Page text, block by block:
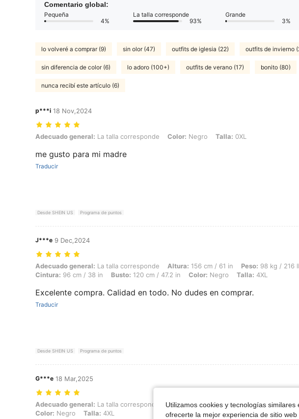
Comentario global:
Pequeña
4%
La talla corresponde
93%
Grande
3%
lo volveré a comprar (9) sin olor (47) outfits de iglesia (22) outfits de invierno
sin diferencia de color (6) lo adoro (100+) outfits de verano (17) bonito (80)
nunca recibí este artículo (6)
p***i 18 Nov,2024
Adecuado general: La talla corresponde, Color: Negro, Talla: 0XL
Adecuado general: La talla corresponde Color: Negro Talla: 0XL
me gusto para mi madre
Traducir
Desde SHEIN US Programa de puntos
J***e 9 Dec,2024
Adecuado general: La talla corresponde, Altura: 156 cm / 61 in, Peso: 98 kg / 216 lbs, Caderas:
Adecuado general: La talla corresponde Altura: 156 cm / 61 in Peso: 98 kg / 216
Cintura: 96 cm / 38 in Busto: 120 cm / 47.2 in Color: Negro Talla: 4XL
Excelente compra. Calidad en todo. No dudes en comprar.
Traducir
Desde SHEIN US Programa de puntos
G***e 18 Mar,2025
Adecuado general: La talla corresponde, Altura: 168 cm / 66 in, Forma del cuerpo: Triángulo,
Adecuado general: La talla corresponde Altura:168 cm / 66 in Forma del cuerpo:
Color: Negro Talla: 4XL
Utilizamos cookies y tecnologías
ofrecerte la mejor experiencia de sitio